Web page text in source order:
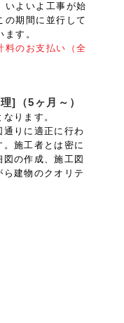
いよいよ工事が始
の期間に並行して
す。
のお支払い（全
]（5ヶ月～）
ります。
通りに適正に行わ
施工者とは密に
の作成、施工図
建物のクオリテ